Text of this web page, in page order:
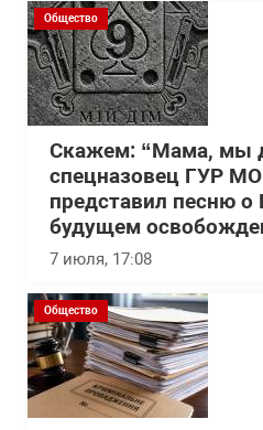
Общество
Скажем: “Мама, мы
спецназовец ГУР
представил песню о
будущем
7 июля, 17:08
Общество